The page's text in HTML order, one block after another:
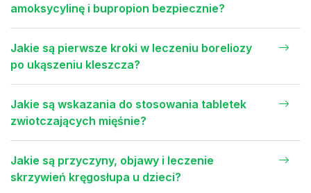
amoksycylinę i bupropion bezpiecznie?
Jakie są pierwsze kroki w leczeniu boreliozy
po ukąszeniu kleszcza?
Jakie są wskazania do stosowania tabletek
zwiotczających mięśnie?
Jakie są przyczyny, objawy i leczenie
skrzywień kręgosłupa u dzieci?